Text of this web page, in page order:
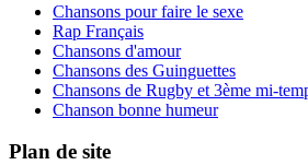
Chansons pour faire le sexe
Rap Français
Chansons d'amour
Chansons des Guinguettes
Chansons de Rugby et 3ème mi-
Chanson bonne humeur
Plan de site